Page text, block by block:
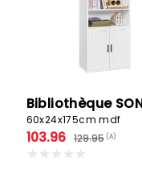
60x24x175cm mdf
103.96 129.95 (A)